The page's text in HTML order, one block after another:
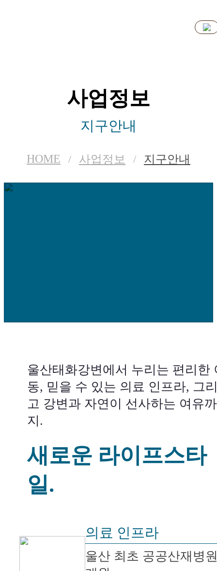
사업정보
지구안내
HOME 사업정보 지구안내
울산태화강변에서 누리는 편리한
동, 믿을 수 있는 의료 인프라, 그
고 강변과 자연이 선사하는 여유까
지.
새로운 라이프스타
일.
의료 인프라
울산 최초 공공산재병